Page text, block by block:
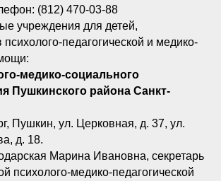
(812) 470-03-88
учреждения для детей,
педагогической и медико-
медико-социального
Пушкинского района Санкт-
Пушкин, ул. Церковная, д. 37, ул.
д. 18.
Марина Ивановна, секретарь
психолого-медико-педагогической